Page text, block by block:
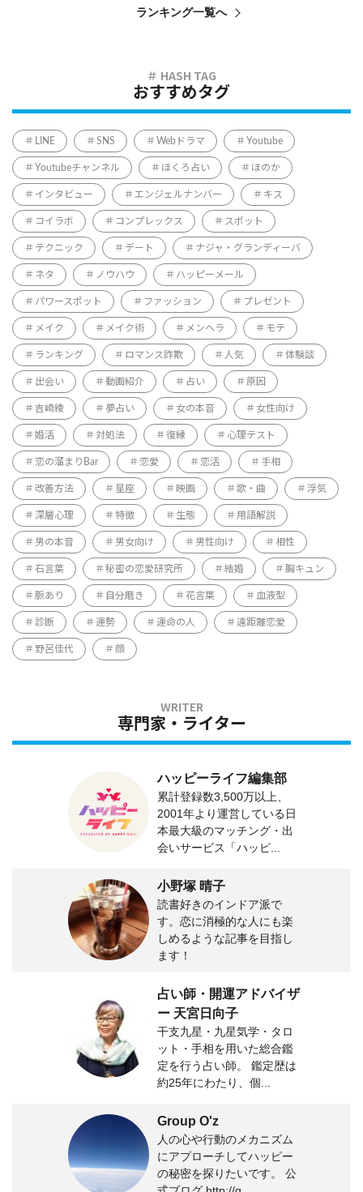
ランキング一覧へ
おすすめタグ
LINE SNS Webドラマ Youtube
Youtubeチャンネル ほくろ占い ほのか
インタビュー エンジェルナンバー キス
コイラボ コンプレックス スポット
テクニック デート ナジャ・グランディーバ
ネタ ノウハウ ハッピーメール
パワースポット ファッション プレゼント
メイク メイク術 メンヘラ モテ
ランキング ロマンス詐欺 人気 体験談
出会い 動画紹介 占い 原因
吉崎綾 夢占い 女の本音 女性向け
婚活 対処法 復縁 心理テスト
恋の溜まりBar 恋愛 恋活 手相
改善方法 星座 映画 歌・曲 浮気
深層心理 特徴 生態 用語解説
男の本音 男女向け 男性向け 相性
石言葉 秘密の恋愛研究所 結婚 胸キュン
脈あり 自分磨き 花言葉 血液型
診断 運勢 運命の人 遠距離恋愛
野呂佳代 顔
専門家・ライター
ハッピーライフ編集部
累計登録数3,500万以上、
2001年より運営している日
本最大級のマッチング・出
会いサービス「ハッピ...
小野塚 晴子
読書好きのインドア派で
す。恋に消極的な人にも楽
しめるような記事を目指し
ます！
占い師・開運アドバイザ
ー 天宮日向子
干支九星・九星気学・タロ
ット・手相を用いた総合鑑
定を行う占い師。 鑑定歴は
約25年にわたり、個...
Group O'z
人の心や行動のメカニズム
にアプローチしてハッピー
の秘密を探りたいです。 公